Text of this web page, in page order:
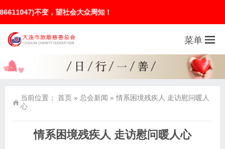
不变，望社会大众周知！
菜单
当前位置： 首页 » 总会新闻 » 情系困境残疾人 走访慰问暖人
心
情系困境残疾人 走访慰问暖人心